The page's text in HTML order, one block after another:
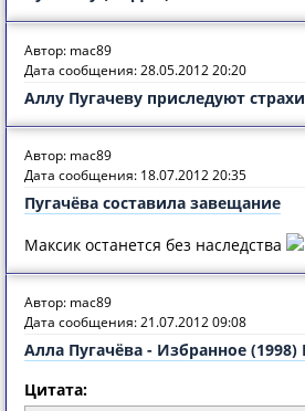
Автор: mac89
Дата сообщения: 28.05.2012 20:20
Аллу Пугачеву приследуют
Автор: mac89
Дата сообщения: 18.07.2012 20:35
Пугачёва составила завещание
Максик останется без наследства
Автор: mac89
Дата сообщения: 21.07.2012 09:08
Алла Пугачёва - Избранное (1998)
Цитата: